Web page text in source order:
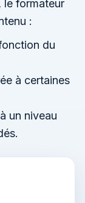
le formateur
:
du
à certaines
un niveau